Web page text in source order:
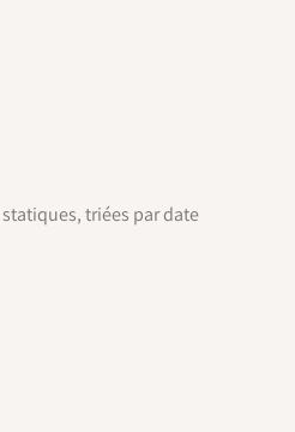
triées par date